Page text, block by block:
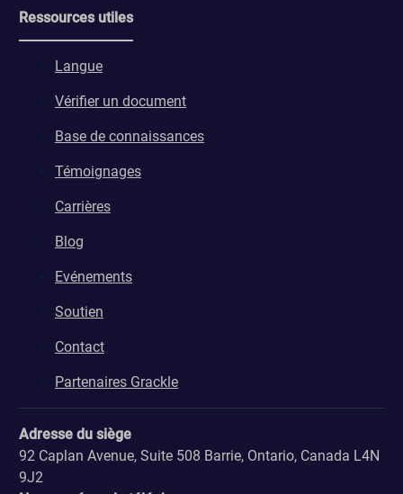
Ressources utiles
Langue
Vérifier un document
Base de connaissances
Témoignages
Carrières
Blog
Evénements
Soutien
Contact
Partenaires Grackle
Adresse du siège
92 Caplan Avenue, Suite 508 Barrie, Ontario, Canada L4N
9J2